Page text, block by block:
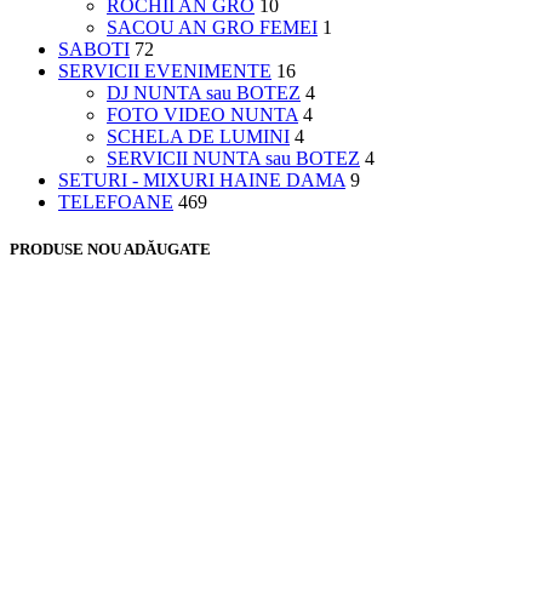
ROCHII AN GRO 10
SACOU AN GRO FEMEI 1
SABOTI 72
SERVICII EVENIMENTE 16
DJ NUNTA sau BOTEZ 4
FOTO VIDEO NUNTA 4
SCHELA DE LUMINI 4
SERVICII NUNTA sau BOTEZ 4
SETURI - MIXURI HAINE DAMA 9
TELEFOANE 469
PRODUSE NOU ADĂUGATE